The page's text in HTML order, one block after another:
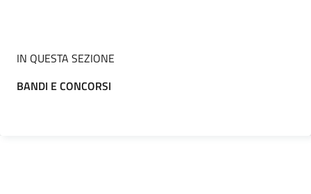
IN QUESTA SEZIONE
BANDI E CONCORSI